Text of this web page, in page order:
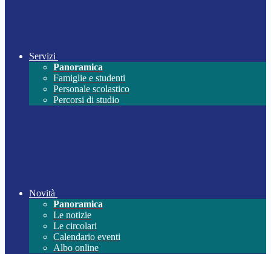
Servizi
Panoramica
Famiglie e studenti
Personale scolastico
Percorsi di studio
Novità
Panoramica
Le notizie
Le circolari
Calendario eventi
Albo online